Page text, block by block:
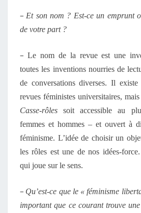
–Et son nom ? Est-ce un emprunt
de votre part ?
– Le nom de la revue est une
toutes les inventions nourries de
de conversations diverses. Il
revues féministes universitaires,
Casse-rôles soit accessible au
femmes et hommes – et ouvert à
féminisme. L’idée de choisir un
les rôles est une de nos idées-
qui joue sur le sens.
– Qu’est-ce que le « féminisme
important que ce courant trouve